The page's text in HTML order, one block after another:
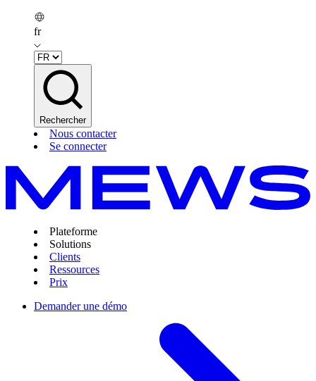
fr
Rechercher
Nous contacter
Se connecter
Plateforme
Solutions
Clients
Ressources
Prix
Demander une démo